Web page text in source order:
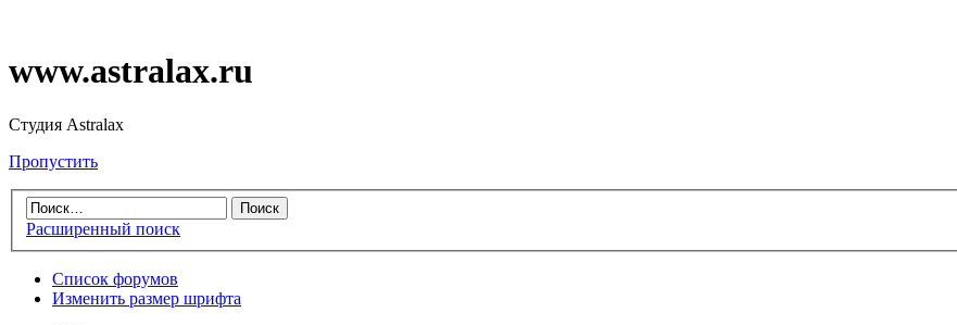
www.astralax.ru
Студия Astralax
Пропустить
Расширенный поиск
Список форумов
Изменить размер шрифта